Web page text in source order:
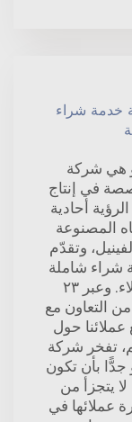
خدمة شراء
هي شركة
في إنتاج
أحادية
المصنوعة
وتقدّم
شراء شاملة
للعملاء. وعبر ٢٣
التعاون مع
عملائنا حول
تفخر شركة
جدًّا بأن تكون
يتجزأ من
عملائها في